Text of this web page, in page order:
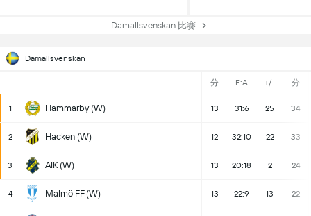
Damallsvenskan 比赛
Damallsvenskan
分 F:A +/- 分
1 Hammarby (W) 13 31:6 25 34
2 Hacken (W) 12 32:10 22 33
3 AIK (W) 13 20:18 2 24
4 Malmö FF (W) 13 22:9 13 22